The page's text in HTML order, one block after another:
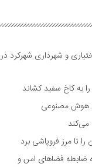
و شهرداری شهرکرد در
به کاخ سفید کشاند
هوش مصنوعی
می‌کند
تا مرز فروپاشی برد
ضابطه فضا‌های امن و